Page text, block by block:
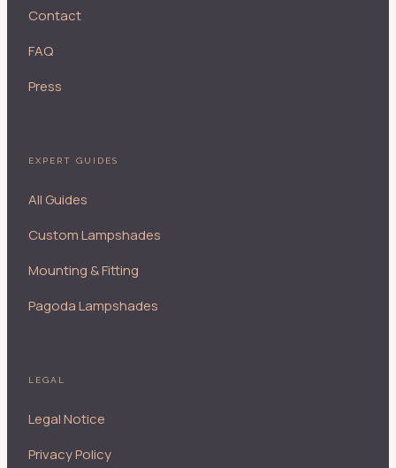
Contact
FAQ
Press
EXPERT GUIDES
All Guides
Custom Lampshades
Mounting & Fitting
Pagoda Lampshades
LEGAL
Legal Notice
Privacy Policy